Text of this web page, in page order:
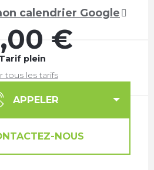
calendrier Google
€
Tarif plein
tous les tarifs
APPELER
NOUS